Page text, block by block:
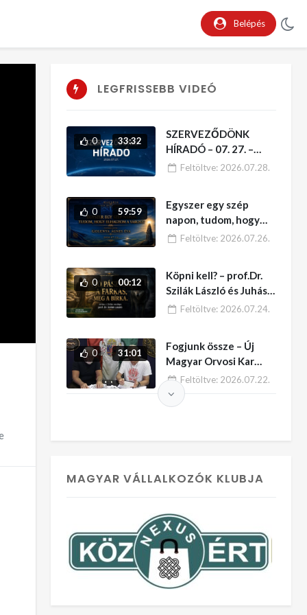
Belépés
LEGFRISSEBB VIDEÓ
33:32
0
SZERVEZŐDÖNK
HÍRADÓ – 07. 27. –
Indul az “AMI
KATALÓGUS
Feltöltve: 2026.07.28.
59:59
0
Egyszer egy szép
napon, tudom, hogy
elhagyom a várost!
–
Feltöltve: 2026.07.26.
00:12
0
Köpni kell? – prof.Dr.
Szilák László és Juhász
J. Zoltán
Feltöltve: 2026.07.24.
31:01
0
Fogjunk össze – Új
Magyar Orvosi Kar
felhívása – HUN TV
Feltöltve: 2026.07.22.
MAGYAR VÁLLALKOZÓK KLUBJA